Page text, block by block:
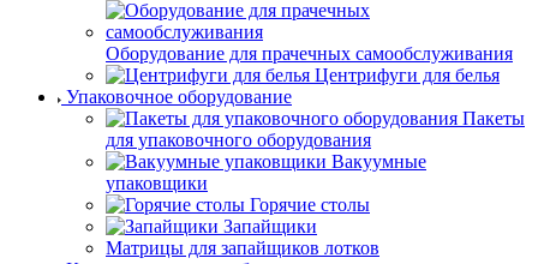
Оборудование для прачечных самообслуживания
Центрифуги для белья
Упаковочное оборудование
Пакеты
для упаковочного оборудования
Вакуумные
упаковщики
Горячие столы
Запайщики
Матрицы для запайщиков лотков